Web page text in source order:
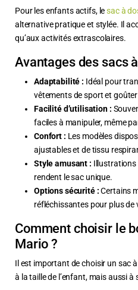
Pour les enfants actifs, lesac à
alternative pratique et stylée. Il
qu’aux activités extrascolaires.
Avantages des sacs
Adaptabilité : Idéal pour
vêtements de sport et
Facilité d’utilisation :
faciles à manipuler, même
Confort : Les modèles
ajustables et de tissu
Style amusant : Illustrations
rendent le sac unique.
Options sécurité :Certains
réfléchissantes pour plus de
Comment choisir le
Mario ?
Il est important de choisir un sac
à la taille de l’enfant, mais aussi à